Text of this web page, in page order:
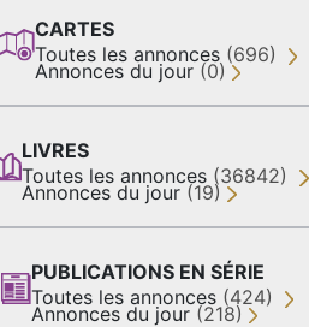
CARTES
Toutes les annonces (696)
Annonces du jour (0)
LIVRES
Toutes les annonces (36842)
Annonces du jour (19)
PUBLICATIONS EN SÉRIE
Toutes les annonces (424)
Annonces du jour (218)